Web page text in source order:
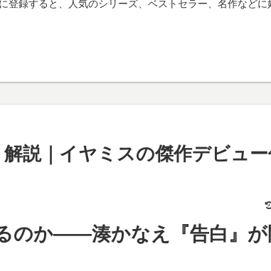
登録すると、人気のシリーズ、ベストセラー、名作など
説｜イヤミスの傑作デビュ
のか——湊かなえ『告白』が